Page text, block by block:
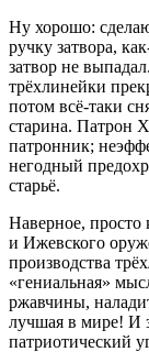
Ну хорошо:
ручку затвора,
затвор не
трёхлинейки
потом всё-таки
старина. Патрон
патронник;
негодный
старьё.
Наверное, просто
и Ижевского
производства
«гениальная»
ржавчины,
лучшая в мире! И
патриотический